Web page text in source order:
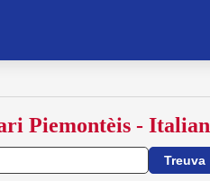
Piemontèis - Italian